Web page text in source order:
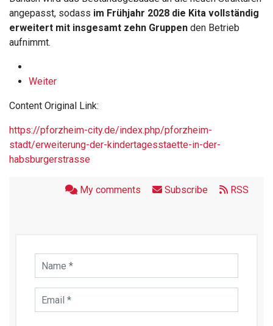
angepasst, sodass im Frühjahr 2028 die Kita vollständig
erweitert mit insgesamt zehn Gruppen den Betrieb
aufnimmt.
Weiter
Content Original Link:
https://pforzheim-city.de/index.php/pforzheim-
stadt/erweiterung-der-kindertagesstaette-in-der-
habsburgerstrasse
My comments Subscribe RSS